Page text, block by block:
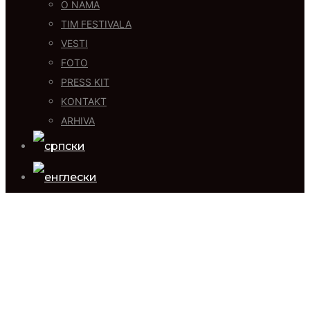
O NAMA
TIM FESTIVALA
VESTI
FOTO
PRESS KIT
KONTAKT
ARHIVA